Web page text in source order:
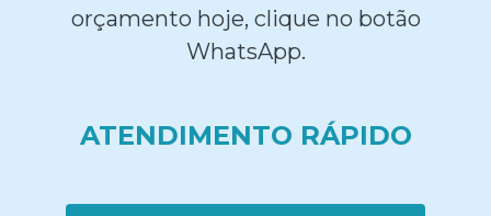
orçamento hoje, clique no botão
WhatsApp.
ATENDIMENTO RÁPIDO